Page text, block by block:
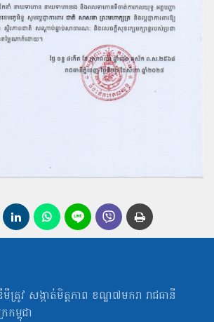
រូវ សង្កាត់មិត្ដភាព ខណ្ឌ៧មករា រាជធានី
កម្ពុជា